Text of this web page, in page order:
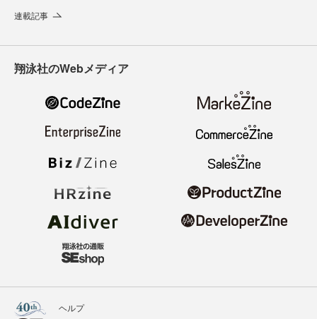
連載記事
翔泳社のWebメディア
ヘルプ